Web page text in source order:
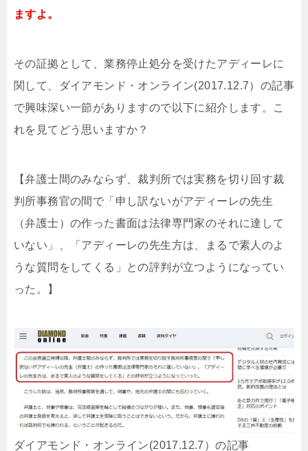
ますよ。
その証拠として、業務停止処分を受けたアディーレに
関して、ダイアモンド・オンライン(2017.12.7）の記事
で興味深い一節がありますので以下に紹介します。こ
れを見てどう思いますか？
【弁護士間のみならず、裁判所では実務を切り回す裁
判所事務官の間で「申し訳ないがアディーレの先生
（弁護士）の作った書面は法律専門家のそれに達して
いない」、「アディーレの先生方は、まるで素人のよ
うな質問をしてくる」との評判が立つようになってい
った。】
ダイアモンド・オンライン(2017.12.7）の記事